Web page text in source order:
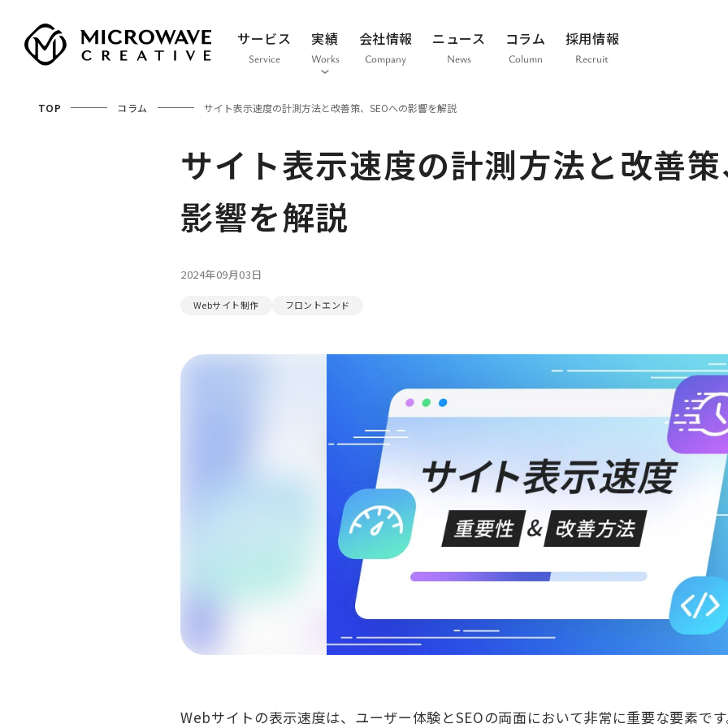
サービス
Service
実績
Works
会社情報
Company
ニュース
News
コラム
Column
採用情報
Recruit
TOP コラム サイト表示速度の計測方法と改善策、SEOへの影響を解説
サイト表示速度の計測方法と改善
影響を解説
2024年09月03日
Webサイト制作 フロントエンド
Webサイトの表示速度は、ユーザー体験とSEOの両面において非常に重要な要素で